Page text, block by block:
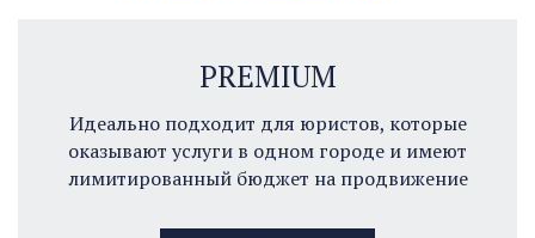
PREMIUM
Идеально подходит для юристов, которые
оказывают услуги в одном городе и имеют
лимитированный бюджет на продвижение